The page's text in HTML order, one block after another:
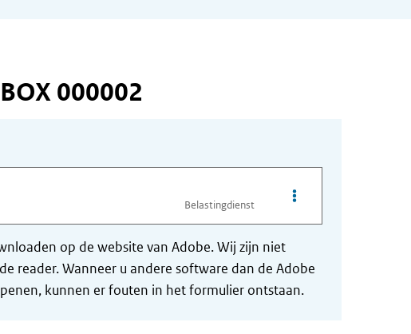
000002
Belastingdienst
Opties van bestand
op de website van Adobe. Wij zijn niet
reader. Wanneer u andere software dan de Adobe
kunnen er fouten in het formulier ontstaan.